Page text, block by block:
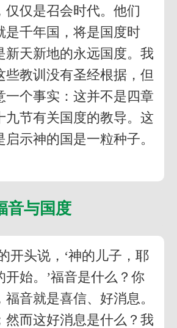
仅仅是召会时代。他们
是千年国，将是国度时
新天新地的永远国度。我
些教训没有圣经根据，但
一个事实：这并不是四章
九节有关国度的教导。这
示神的国是一粒种子。
音与国度
开头说，‘神的儿子，耶
开始。’福音是什么？你
音就是喜信、好消息。
然而这好消息是什么？我